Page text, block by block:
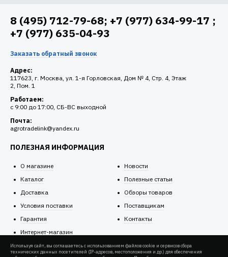
8 (495) 712-79-68; +7 (977) 634-99-17 ;
+7 (977) 635-04-93
Заказать обратный звонок
Адрес:
117623, г. Москва, ул. 1-я Горловская, Дом № 4, Стр. 4, Этаж
2, Пом. 1
Работаем:
c 9:00 до 17:00, СБ-ВС выходной
Почта:
agrotradelink@yandex.ru
ПОЛЕЗНАЯ ИНФОРМАЦИЯ
О магазине
Каталог
Доставка
Условия поставки
Гарантия
Интернет-магазин
Новости
Полезные статьи
Обзоры товаров
Поставщикам
Контакты
Используя сайт, вы соглашаетесь с использованием файлов cookie и сервисов сбора
технических данных посетителей (IP-адресов, местоположения и др.) для обеспечения